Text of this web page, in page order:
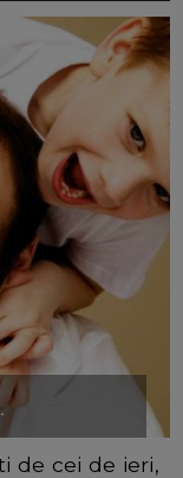
de cei de ieri,